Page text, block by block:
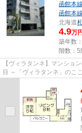
函館本線
函館本線
北海道
4.9万円
築年数
階数：5
【ヴィラタンネ】マンションの詳細について 住所
目 ～「ヴィラタンネ」のここがイチオシ～ ～ 手稲駅南口から徒歩1分（約80ｍ）